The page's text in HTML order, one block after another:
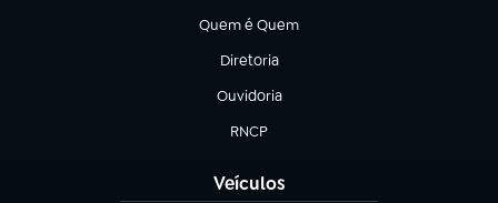
Quem é Quem
(abre em nova aba)
Diretoria
(abre em nova aba)
Ouvidoria
(abre em nova aba)
RNCP
(abre em nova aba)
Veículos